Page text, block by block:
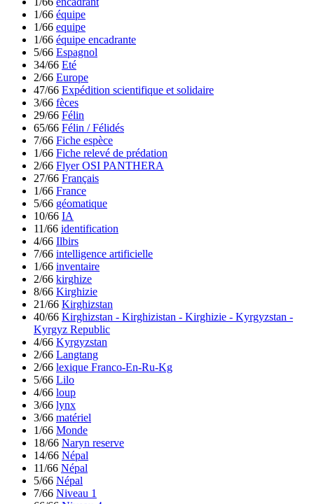
1/66 équipe
1/66 equipe
1/66 équipe encadrante
5/66 Espagnol
34/66 Eté
2/66 Europe
47/66 Expédition scientifique et solidaire
3/66 fèces
29/66 Félin
65/66 Félin / Félidés
7/66 Fiche espèce
1/66 Fiche relevé de prédation
2/66 Flyer OSI PANTHERA
27/66 Français
1/66 France
5/66 géomatique
10/66 IA
11/66 identification
4/66 Ilbirs
7/66 intelligence artificielle
1/66 inventaire
2/66 kirghize
8/66 Kirghizie
21/66 Kirghizstan
40/66 Kirghizstan - Kirghizistan - Kirghizie - Kyrgyzstan -
Kyrgyz Republic
4/66 Kyrgyzstan
2/66 Langtang
2/66 lexique Franco-En-Ru-Kg
5/66 Lilo
4/66 loup
3/66 lynx
3/66 matériel
1/66 Monde
18/66 Naryn reserve
14/66 Népal
11/66 Népal
5/66 Népal
7/66 Niveau 1